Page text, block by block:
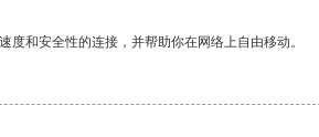
和安全性的连接，并帮助你在网络上自由移动。